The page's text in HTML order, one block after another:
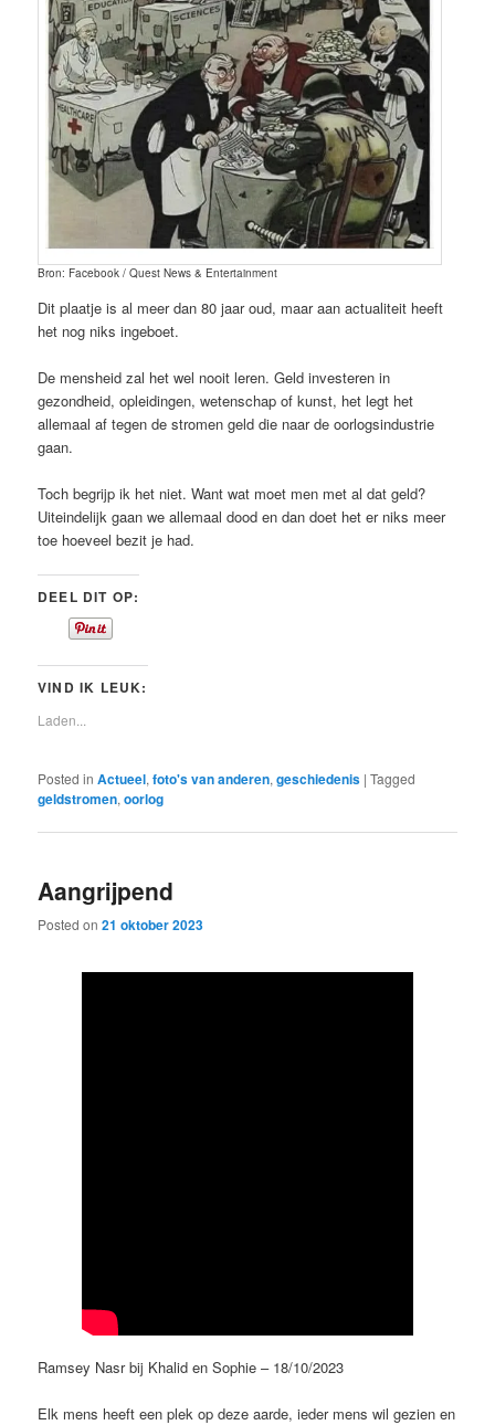
Bron: Facebook / Quest News & Entertainment
Dit plaatje is al meer dan 80 jaar oud, maar aan actualiteit heeft
het nog niks ingeboet.
De mensheid zal het wel nooit leren. Geld investeren in
gezondheid, opleidingen, wetenschap of kunst, het legt het
allemaal af tegen de stromen geld die naar de oorlogsindustrie
gaan.
Toch begrijp ik het niet. Want wat moet men met al dat geld?
Uiteindelijk gaan we allemaal dood en dan doet het er niks meer
toe hoeveel bezit je had.
DEEL DIT OP:
VIND IK LEUK:
Laden...
Posted in Actueel,foto's van anderen,geschiedenis |Tagged
geldstromen,oorlog
Aangrijpend
Posted on21 oktober 2023
Ramsey Nasr bij Khalid en Sophie – 18/10/2023
Elk mens heeft een plek op deze aarde, ieder mens wil gezien en